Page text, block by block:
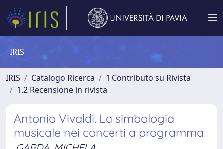
IRIS
IRIS Catalogo Ricerca
1 Contributo su Rivista
1.2 Recensione in rivista
Antonio Vivaldi. La simbologia
musicale nei concerti a programma